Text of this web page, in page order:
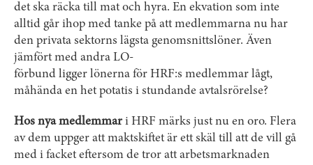
det ska räcka till mat och hyra. En ekvation som inte
alltid går ihop med tanke på att medlemmarna nu har
den privata sektorns lägsta genomsnittslöner. Även
jämfört med andra LO-
förbund ligger lönerna för HRF:s medlemmar lågt,
måhända en het potatis i stundande avtalsrörelse?
Hos nya medlemmari HRF märks just nu en oro. Flera
av dem uppger att maktskiftet är ett skäl till att de vill gå
med i facket eftersom de tror att arbetsmarknaden